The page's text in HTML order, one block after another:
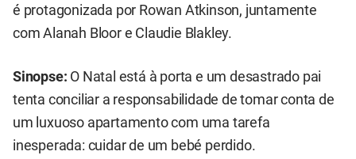
é protagonizada por Rowan Atkinson, juntamente
com Alanah Bloor e Claudie Blakley.
Sinopse: O Natal está à porta e um desastrado pai
tenta conciliar a responsabilidade de tomar conta de
um luxuoso apartamento com uma tarefa
inesperada: cuidar de um bebé perdido.